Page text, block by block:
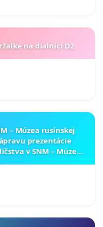
na dialnici D2
– Múzea rusínskej
prezentácie
v SNM – Múzeu